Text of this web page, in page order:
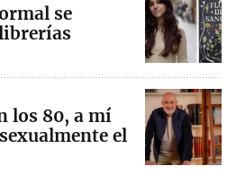
se
los 80, a mí
el